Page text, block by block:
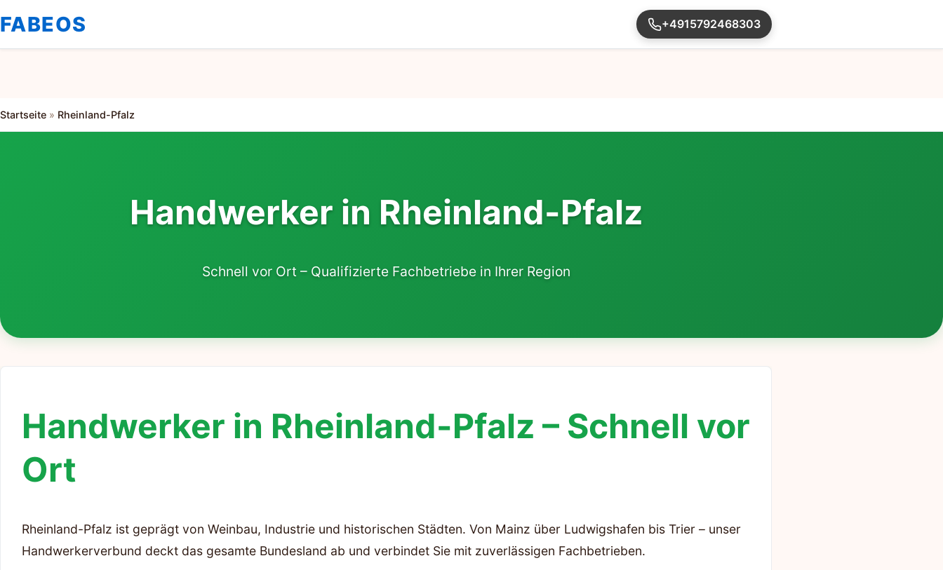
FABEOS +4915792468303
Startseite » Rheinland-Pfalz
Handwerker in Rheinland-Pfalz
Schnell vor Ort – Qualifizierte Fachbetriebe in Ihrer Region
Handwerker in Rheinland-Pfalz – Schnell vor
Ort
Rheinland-Pfalz ist geprägt von Weinbau, Industrie und historischen Städten. Von Mainz über Ludwigshafen bis Trier – unser
Handwerkerverbund deckt das gesamte Bundesland ab und verbindet Sie mit zuverlässigen Fachbetrieben.